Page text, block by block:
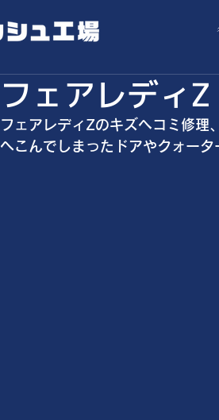
フェアレディ
フェアレディZのキズヘコミ修理
へこんでしまったドアやクォー